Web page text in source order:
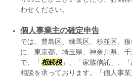
わせください。
個人事業主の確定申告
では、豊島区、練馬区、杉並区、
に、東京都、埼玉県、神奈川県、
で、「 相続税」、「家族信託」、
相談を承っております。「個人事